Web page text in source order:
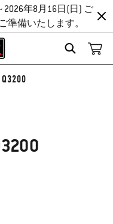
SEARCH
年8月16日(日) ご
準備いたします。
Q3200